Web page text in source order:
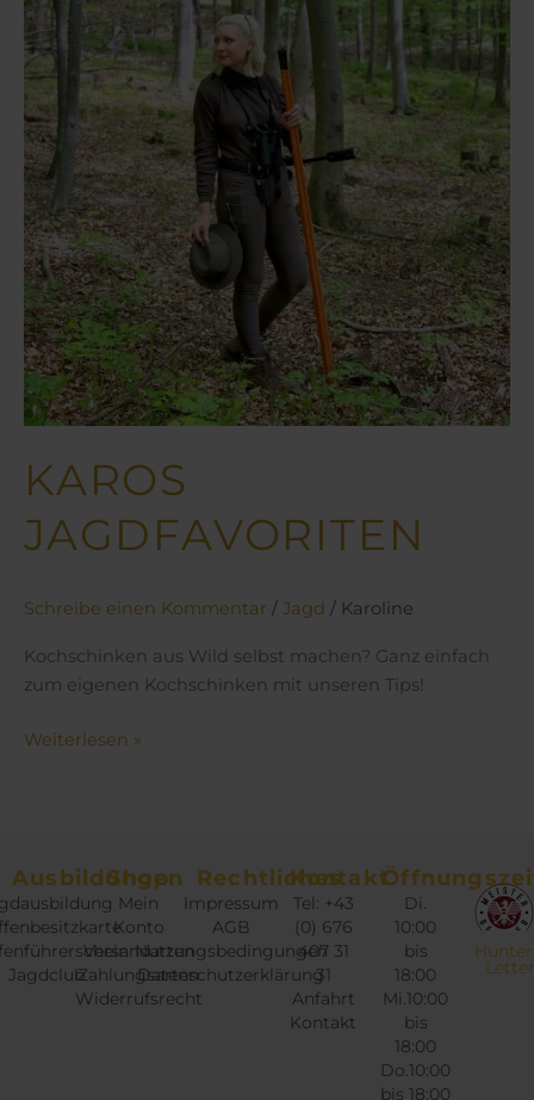
KAROS
JAGDFAVORITEN
Schreibe einen Kommentar / Jagd / Karoline
Kochschinken aus Wild selbst machen? Ganz einfach
zum eigenen Kochschinken mit unseren Tips!
Weiterlesen »
Ausbildungen
Jagdclub
Shop
Mein
Konto
Versandarten
Zahlungsarten
Widerrufsrecht
Rechtliches
Impressum
AGB
Nutzungsbedingungen
Datenschutzerklärung
Kontakt
Tel: +43
(0) 676
407 31
31
Anfahrt
Kontakt
Di.
10:00
bis
18:00
Mi.10:00
bis
18:00
Do.10:00
bis 18:00